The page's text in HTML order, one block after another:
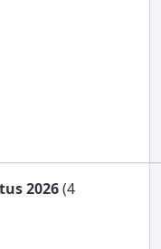
2026(4